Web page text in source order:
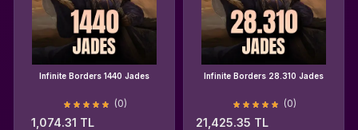
Infinite Borders 1440 Jades
(0)
1,074.31 TL
Infinite Borders 28.310 Jades
(0)
21,425.35 TL